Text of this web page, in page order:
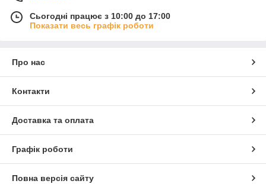
Сьогодні працює з 10:00 до 17:00
Показати весь графік роботи
Про нас
Контакти
Доставка та оплата
Графік роботи
Повна версія сайту